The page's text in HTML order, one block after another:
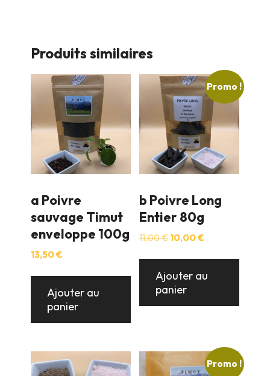
Produits similaires
a Poivre
sauvage Timut
enveloppe 100g
13,50€
Ajouter au
panier
Promo !
b Poivre Long
Entier 80g
11,00€ Le
initial
était :
11,00 €.
10,00€Le
actuel
est :
10,00 €.
Ajouter au
panier
Promo !